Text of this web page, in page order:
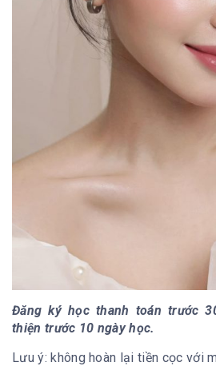
Đăng ký học thanh toán trước
thiện trước 10 ngày học.
Lưu ý: không hoàn lại tiền cọc với